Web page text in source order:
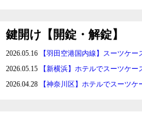
鍵開け【開錠・解錠】
2026.05.16
【羽田空港国内線】スーツケ
2026.05.15
【新横浜】ホテルでスーツケ
2026.04.28
【神奈川区】ホテルでスーツ